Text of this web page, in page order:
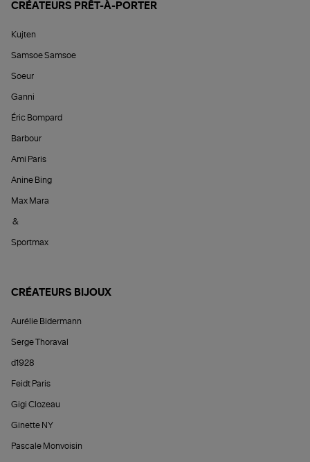
CRÉATEURS PRÊT-À-PORTER
Kujten
Samsoe Samsoe
Soeur
Ganni
Éric Bompard
Barbour
Ami Paris
Anine Bing
Max Mara
&
Sportmax
CRÉATEURS BIJOUX
Aurélie Bidermann
Serge Thoraval
d1928
Feidt Paris
Gigi Clozeau
Ginette NY
Pascale Monvoisin